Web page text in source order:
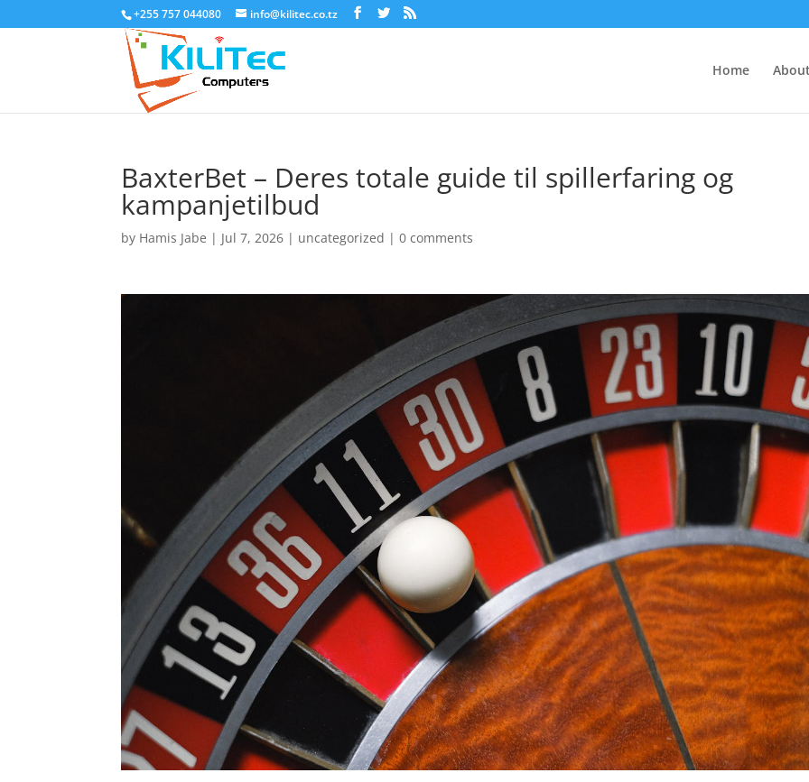
+255 757 044080 info@kilitec.co.tz
Home
BaxterBet – Deres totale guide til spillerfaring og
kampanjetilbud
by Hamis Jabe | Jul 7, 2026 | uncategorized |0 comments